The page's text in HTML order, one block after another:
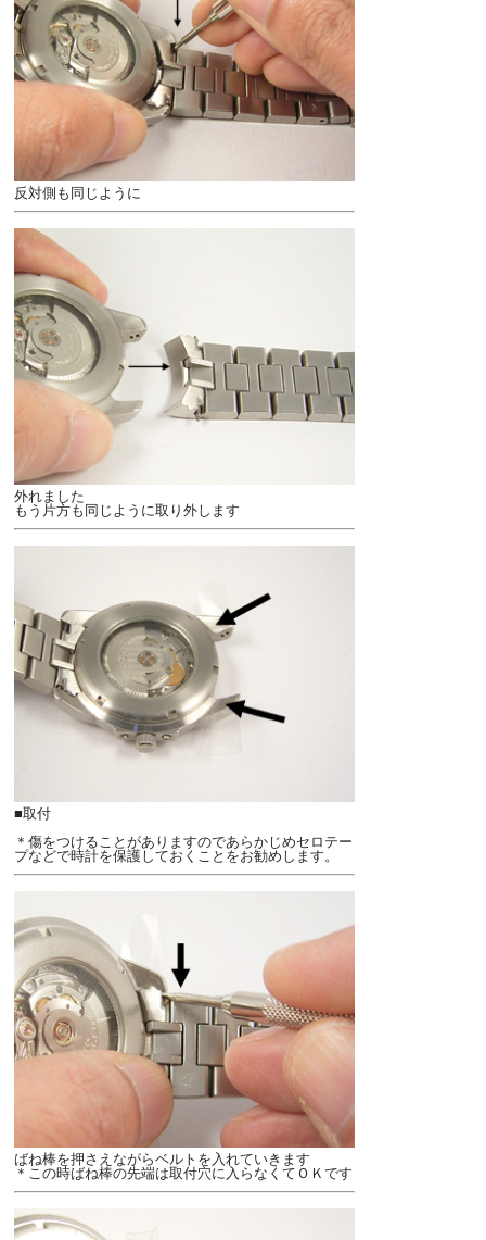
反対側も同じように
外れました
もう片方も同じように取り外します
■取付
＊傷をつけることがありますのであらかじめセロテー
プなどで時計を保護しておくことをお勧めします。
ばね棒を押さえながらベルトを入れていきます
＊この時ばね棒の先端は取付穴に入らなくてＯＫです